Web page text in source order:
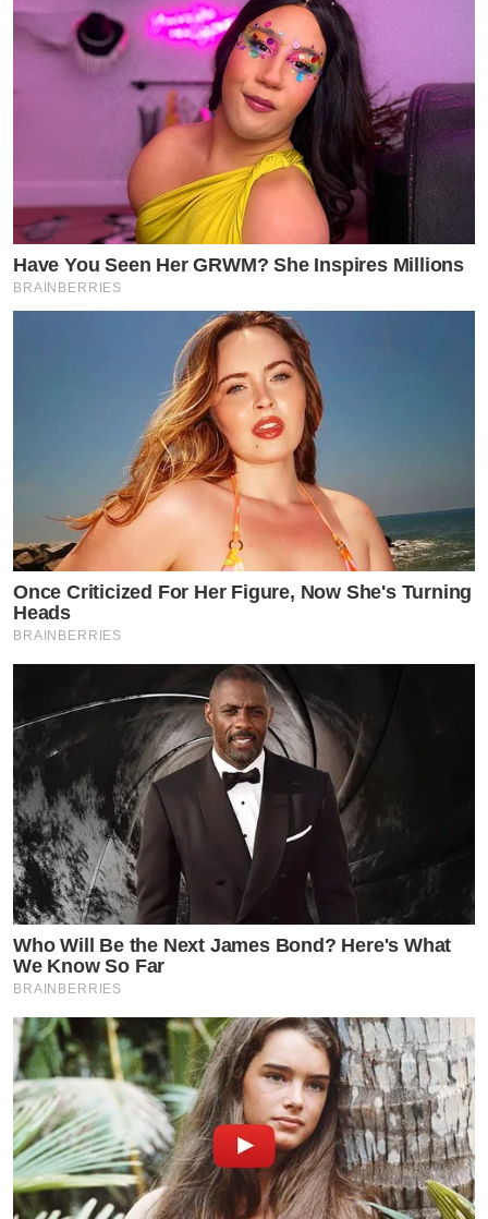
Have You Seen Her GRWM? She Inspires Millions
BRAINBERRIES
Once Criticized For Her Figure, Now She's Turning
Heads
BRAINBERRIES
Who Will Be the Next James Bond? Here's What
We Know So Far
BRAINBERRIES